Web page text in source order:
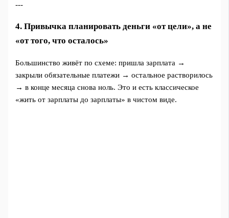
---
4. Привычка планировать деньги «от цели», а не
«от того, что осталось»
Большинство живёт по схеме: пришла зарплата →
закрыли обязательные платежи → остальное растворилось
→ в конце месяца снова ноль. Это и есть классическое
«жить от зарплаты до зарплаты» в чистом виде.